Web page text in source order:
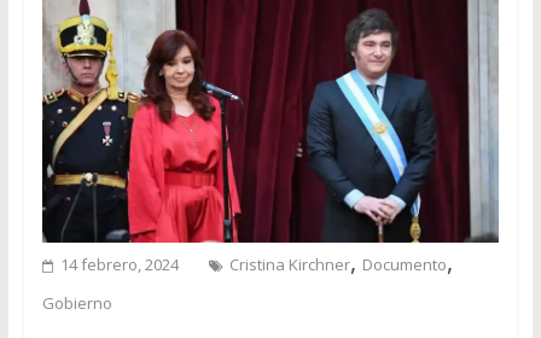
14 febrero, 2024 Cristina Kirchner, Documento,
Gobierno